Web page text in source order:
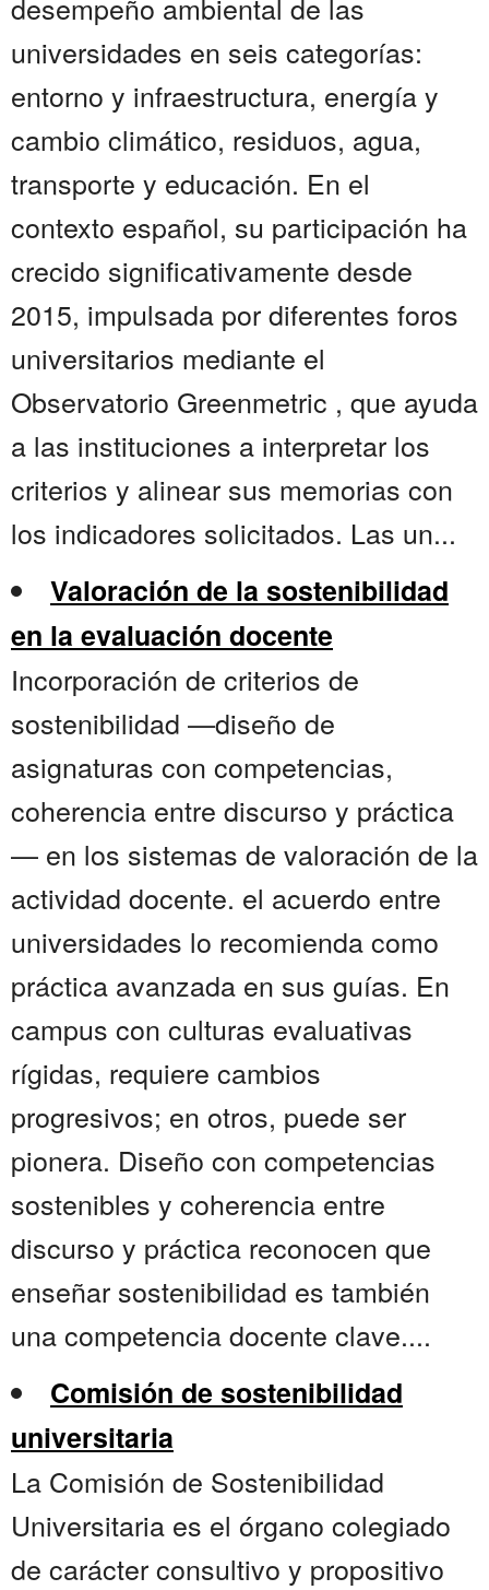
universidades en seis categorías:
entorno y infraestructura, energía y
cambio climático, residuos, agua,
transporte y educación. En el
contexto español, su participación ha
crecido significativamente desde
2015, impulsada por diferentes foros
universitarios mediante el
Observatorio Greenmetric , que ayuda
a las instituciones a interpretar los
criterios y alinear sus memorias con
los indicadores solicitados. Las un...
Valoración de la sostenibilidad
en la evaluación docente
Incorporación de criterios de
sostenibilidad —diseño de
asignaturas con competencias,
coherencia entre discurso y práctica
— en los sistemas de valoración de la
actividad docente. el acuerdo entre
universidades lo recomienda como
práctica avanzada en sus guías. En
campus con culturas evaluativas
rígidas, requiere cambios
progresivos; en otros, puede ser
pionera. Diseño con competencias
sostenibles y coherencia entre
discurso y práctica reconocen que
enseñar sostenibilidad es también
una competencia docente clave....
Comisión de sostenibilidad
universitaria
La Comisión de Sostenibilidad
Universitaria es el órgano colegiado
de carácter consultivo y propositivo